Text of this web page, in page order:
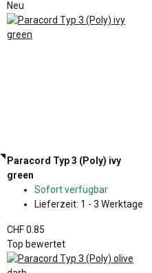
Neu
Paracord Typ 3 (Poly) ivy
green
Sofort verfügbar
Lieferzeit: 1 - 3 Werktage
CHF 0.85
Top bewertet